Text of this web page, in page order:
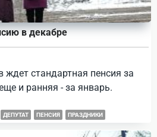
в декабре
ждет стандартная пенсия за
и ранняя - за январь.
ДЕПУТАТ ПЕНСИЯ ПРАЗДНИКИ